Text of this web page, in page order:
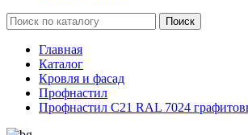
Главная
Каталог
Кровля и фасад
Профнастил
Профнастил С21 RAL 7024